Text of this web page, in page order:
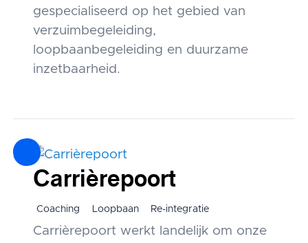
gespecialiseerd op het gebied van
verzuimbegeleiding,
loopbaanbegeleiding en duurzame
inzetbaarheid.
Carrièrepoort
Coaching Loopbaan Re-integratie
Carrièrepoort werkt landelijk om onze